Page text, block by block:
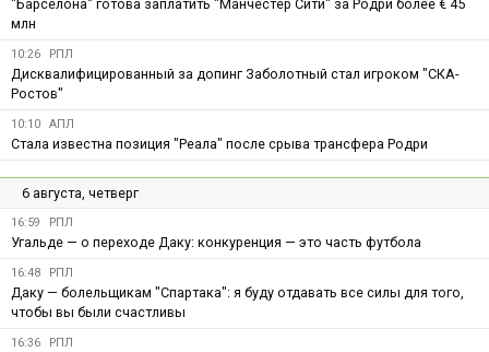
"Барселона" готова заплатить "Манчестер Сити" за Родри более € 45
млн
10:26 РПЛ
Дисквалифицированный за допинг Заболотный стал игроком "СКА-
Ростов"
10:10 АПЛ
Стала известна позиция "Реала" после срыва трансфера Родри
6 августа, четверг
16:59 РПЛ
Угальде — о переходе Даку: конкуренция — это часть футбола
16:48 РПЛ
Даку — болельщикам "Спартака": я буду отдавать все силы для того,
чтобы вы были счастливы
16:36 РПЛ